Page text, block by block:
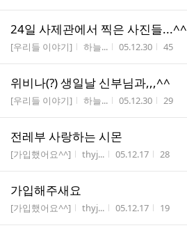
24일 사제관에서 찍은 사진들...^^
게시판명
[우리들 이야기] 작성자
하늘... 작성시간
05.12.30 조회수
45
위비나(?) 생일날 신부님과,,,^^
게시판명
[우리들 이야기] 작성자
하늘... 작성시간
05.12.30 조회수
29
전레부 사랑하는 시몬
게시판명
[가입했어요^^] 작성자
thyj... 작성시간
05.12.17 조회수
28
가입해주새요
게시판명
[가입했어요^^] 작성자
thyj... 작성시간
05.12.17 조회수
19